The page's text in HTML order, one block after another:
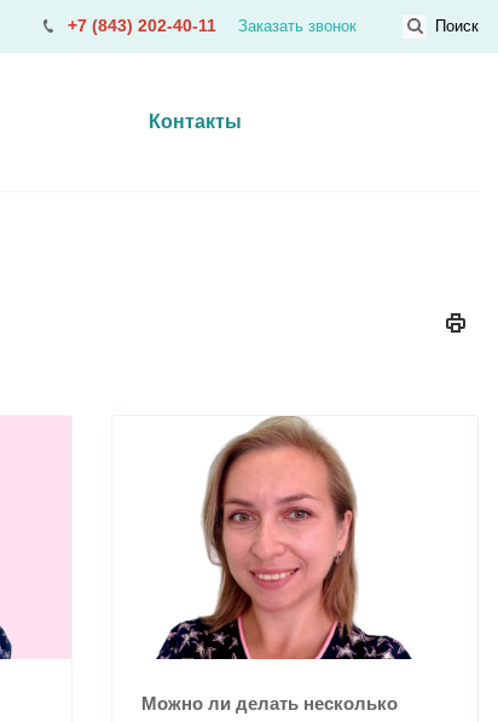
Поиск
+7 (843) 202-40-11 Заказать звонок
Контакты
Можно ли делать несколько